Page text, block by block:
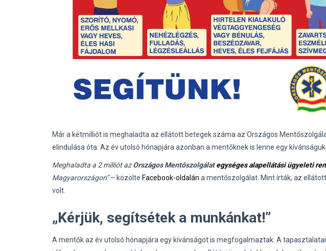
Már a kétmilliót is meghaladta az ellátott betegek száma az Országos
elindulása óta. Az év utolsó hónapjára azonban a mentőknek is lenne egy kívánságuk.
Meghaladta a 2 milliót azOrszágos Mentőszolgálategységes alapellátási ügyeleti
Magyarországon”– közölte Facebook-oldalán a mentőszolgálat. Mint írták, az
volt.
„Kérjük, segítsétek a munkánkat!”
A mentők az év utolsó hónapjára egy kívánságot is megfogalmaztak. A